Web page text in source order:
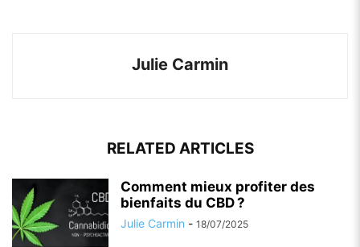
Julie Carmin
RELATED ARTICLES
Comment mieux profiter des
bienfaits du CBD ?
Julie Carmin - 18/07/2025